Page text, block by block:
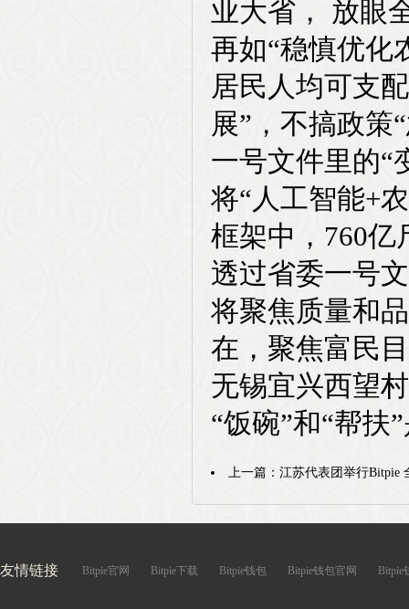
业大省， 放眼
再如“稳慎优化
居民人均可支
展”，不搞政策
一号文件里的“
将“人工智能+
框架中，760亿
透过省委一号
将聚焦质量和
在，聚焦富民
无锡宜兴西望
“饭碗”和“帮扶
上一篇： 江苏代表团举行Bitpie
友情链接 Bitpie官网 Bitpie下载 Bitpie钱包 Bitpie钱包官网 Bitpie